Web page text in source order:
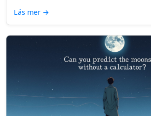
Läs mer →